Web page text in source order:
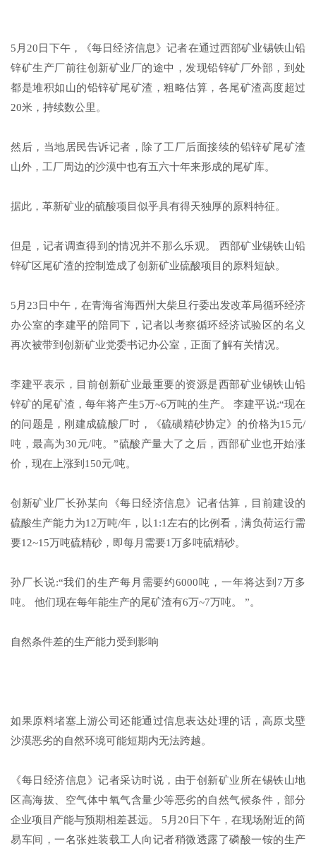
5月20日下午，《每日经济信息》记者在通过西部矿业锡铁山铅
锌矿生产厂前往创新矿业厂的途中，发现铅锌矿厂外部，到处
都是堆积如山的铅锌矿尾矿渣，粗略估算，各尾矿渣高度超过
20米，持续数公里。
然后，当地居民告诉记者，除了工厂后面接续的铅锌矿尾矿渣
山外，工厂周边的沙漠中也有五六十年来形成的尾矿库。
据此，革新矿业的硫酸项目似乎具有得天独厚的原料特征。
但是，记者调查得到的情况并不那么乐观。 西部矿业锡铁山铅
锌矿区尾矿渣的控制造成了创新矿业硫酸项目的原料短缺。
5月23日中午，在青海省海西州大柴旦行委出发改革局循环经济
办公室的李建平的陪同下，记者以考察循环经济试验区的名义
再次被带到创新矿业党委书记办公室，正面了解有关情况。
李建平表示，目前创新矿业最重要的资源是西部矿业锡铁山铅
锌矿的尾矿渣，每年将产生5万~6万吨的生产。 李建平说:“现在
的问题是，刚建成硫酸厂时，《硫磺精砂协定》的价格为15元/
吨，最高为30元/吨。”硫酸产量大了之后，西部矿业也开始涨
价，现在上涨到150元/吨。
创新矿业厂长孙某向《每日经济信息》记者估算，目前建设的
硫酸生产能力为12万吨/年，以1:1左右的比例看，满负荷运行需
要12~15万吨硫精砂，即每月需要1万多吨硫精砂。
孙厂长说:“我们的生产每月需要约6000吨，一年将达到7万多
吨。 他们现在每年能生产的尾矿渣有6万~7万吨。 ”。
自然条件差的生产能力受到影响
如果原料堵塞上游公司还能通过信息表达处理的话，高原戈壁
沙漠恶劣的自然环境可能短期内无法跨越。
《每日经济信息》记者采访时说，由于创新矿业所在锡铁山地
区高海拔、空气体中氧气含量少等恶劣的自然气候条件，部分
企业项目产能与预期相差甚远。 5月20日下午，在现场附近的简
易车间，一名张姓装载工人向记者稍微透露了磷酸一铵的生产